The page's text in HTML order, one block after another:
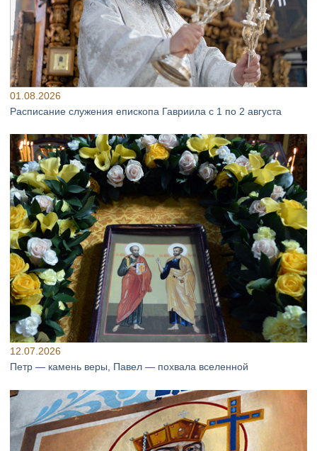
01.08.2026
Расписание служения епископа Гавриила с 1 по 2 августа
12.07.2026
Петр — камень веры, Павел — похвала вселенной